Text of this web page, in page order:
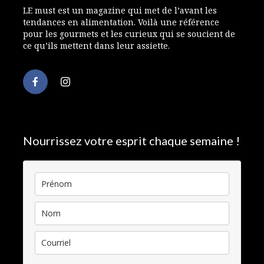
LE must est un magazine qui met de l’avant les
tendances en alimentation. Voilà une référence
pour les gourmets et les curieux qui se soucient de
ce qu’ils mettent dans leur assiette.
Nourrissez votre esprit chaque semaine !